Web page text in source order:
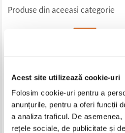
Acest site utilizează cookie-uri
Folosim cookie-uri pentru a
anunțurile, pentru a oferi funcții
a analiza traficul. De
rețele sociale, de publicitate și
Produse din aceeasi categorie